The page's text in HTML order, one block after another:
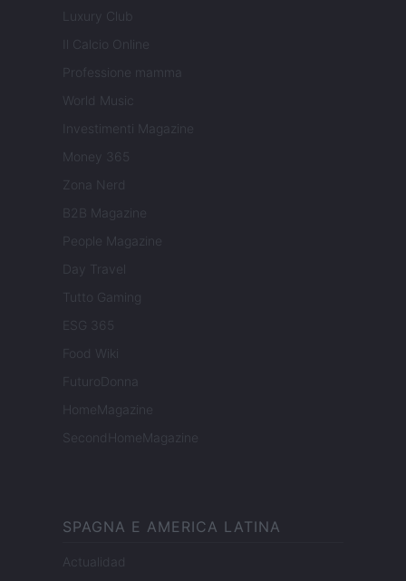
Luxury Club
Il Calcio Online
Professione mamma
World Music
Investimenti Magazine
Money 365
Zona Nerd
B2B Magazine
People Magazine
Day Travel
Tutto Gaming
ESG 365
Food Wiki
FuturoDonna
HomeMagazine
SecondHomeMagazine
SPAGNA E AMERICA LATINA
Actualidad